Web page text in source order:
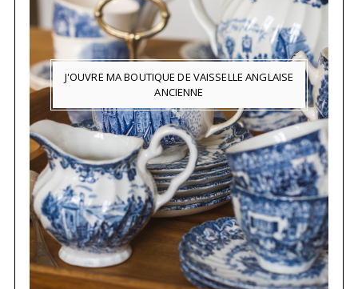
J'OUVRE MA BOUTIQUE DE VAISSELLE ANGLAISE
ANCIENNE